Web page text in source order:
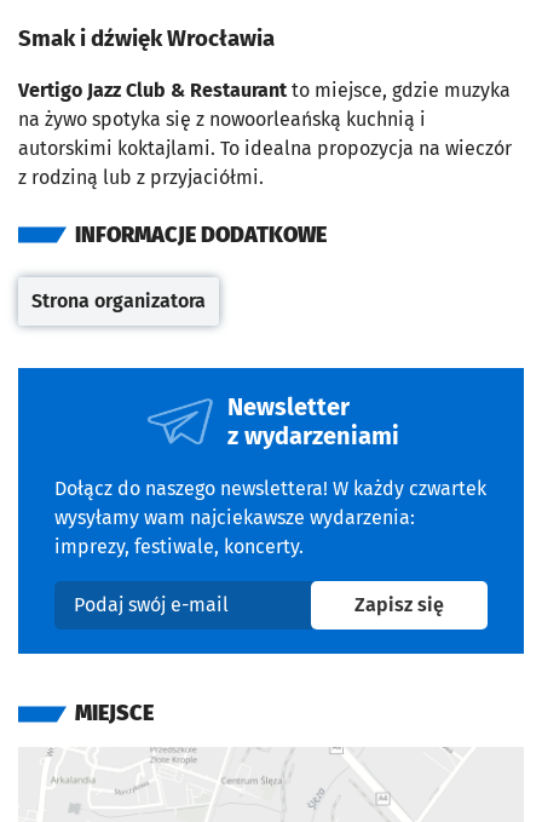
Smak i dźwięk Wrocławia
Vertigo Jazz Club & Restaurant to miejsce, gdzie muzyka
na żywo spotyka się z nowoorleańską kuchnią i
autorskimi koktajlami. To idealna propozycja na wieczór
z rodziną lub z przyjaciółmi.
INFORMACJE DODATKOWE
Otwiera się w nowej karcie
Strona organizatora
Newsletter
z wydarzeniami
Dołącz do naszego newslettera! W każdy czwartek
wysyłamy wam najciekawsze wydarzenia:
imprezy, festiwale, koncerty.
Podaj swój e-mail
Zapisz sięna
MIEJSCE